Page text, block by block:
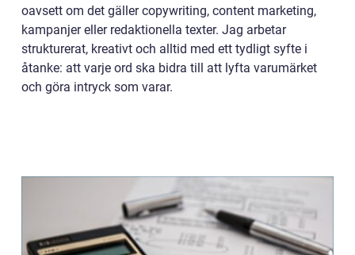
oavsett om det gäller copywriting, content marketing,
kampanjer eller redaktionella texter. Jag arbetar
strukturerat, kreativt och alltid med ett tydligt syfte i
åtanke: att varje ord ska bidra till att lyfta varumärket
och göra intryck som varar.